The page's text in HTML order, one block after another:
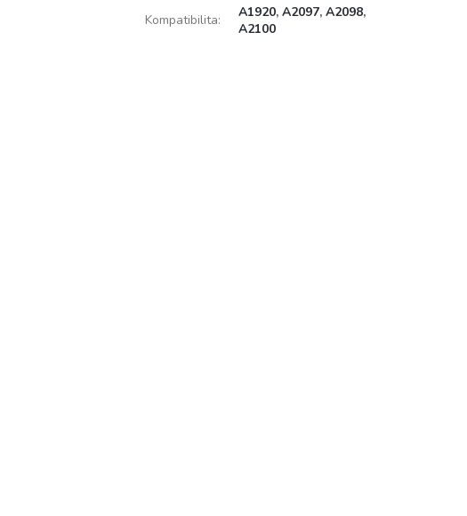
Kompatibilita: A1920, A2097, A2098,
A2100